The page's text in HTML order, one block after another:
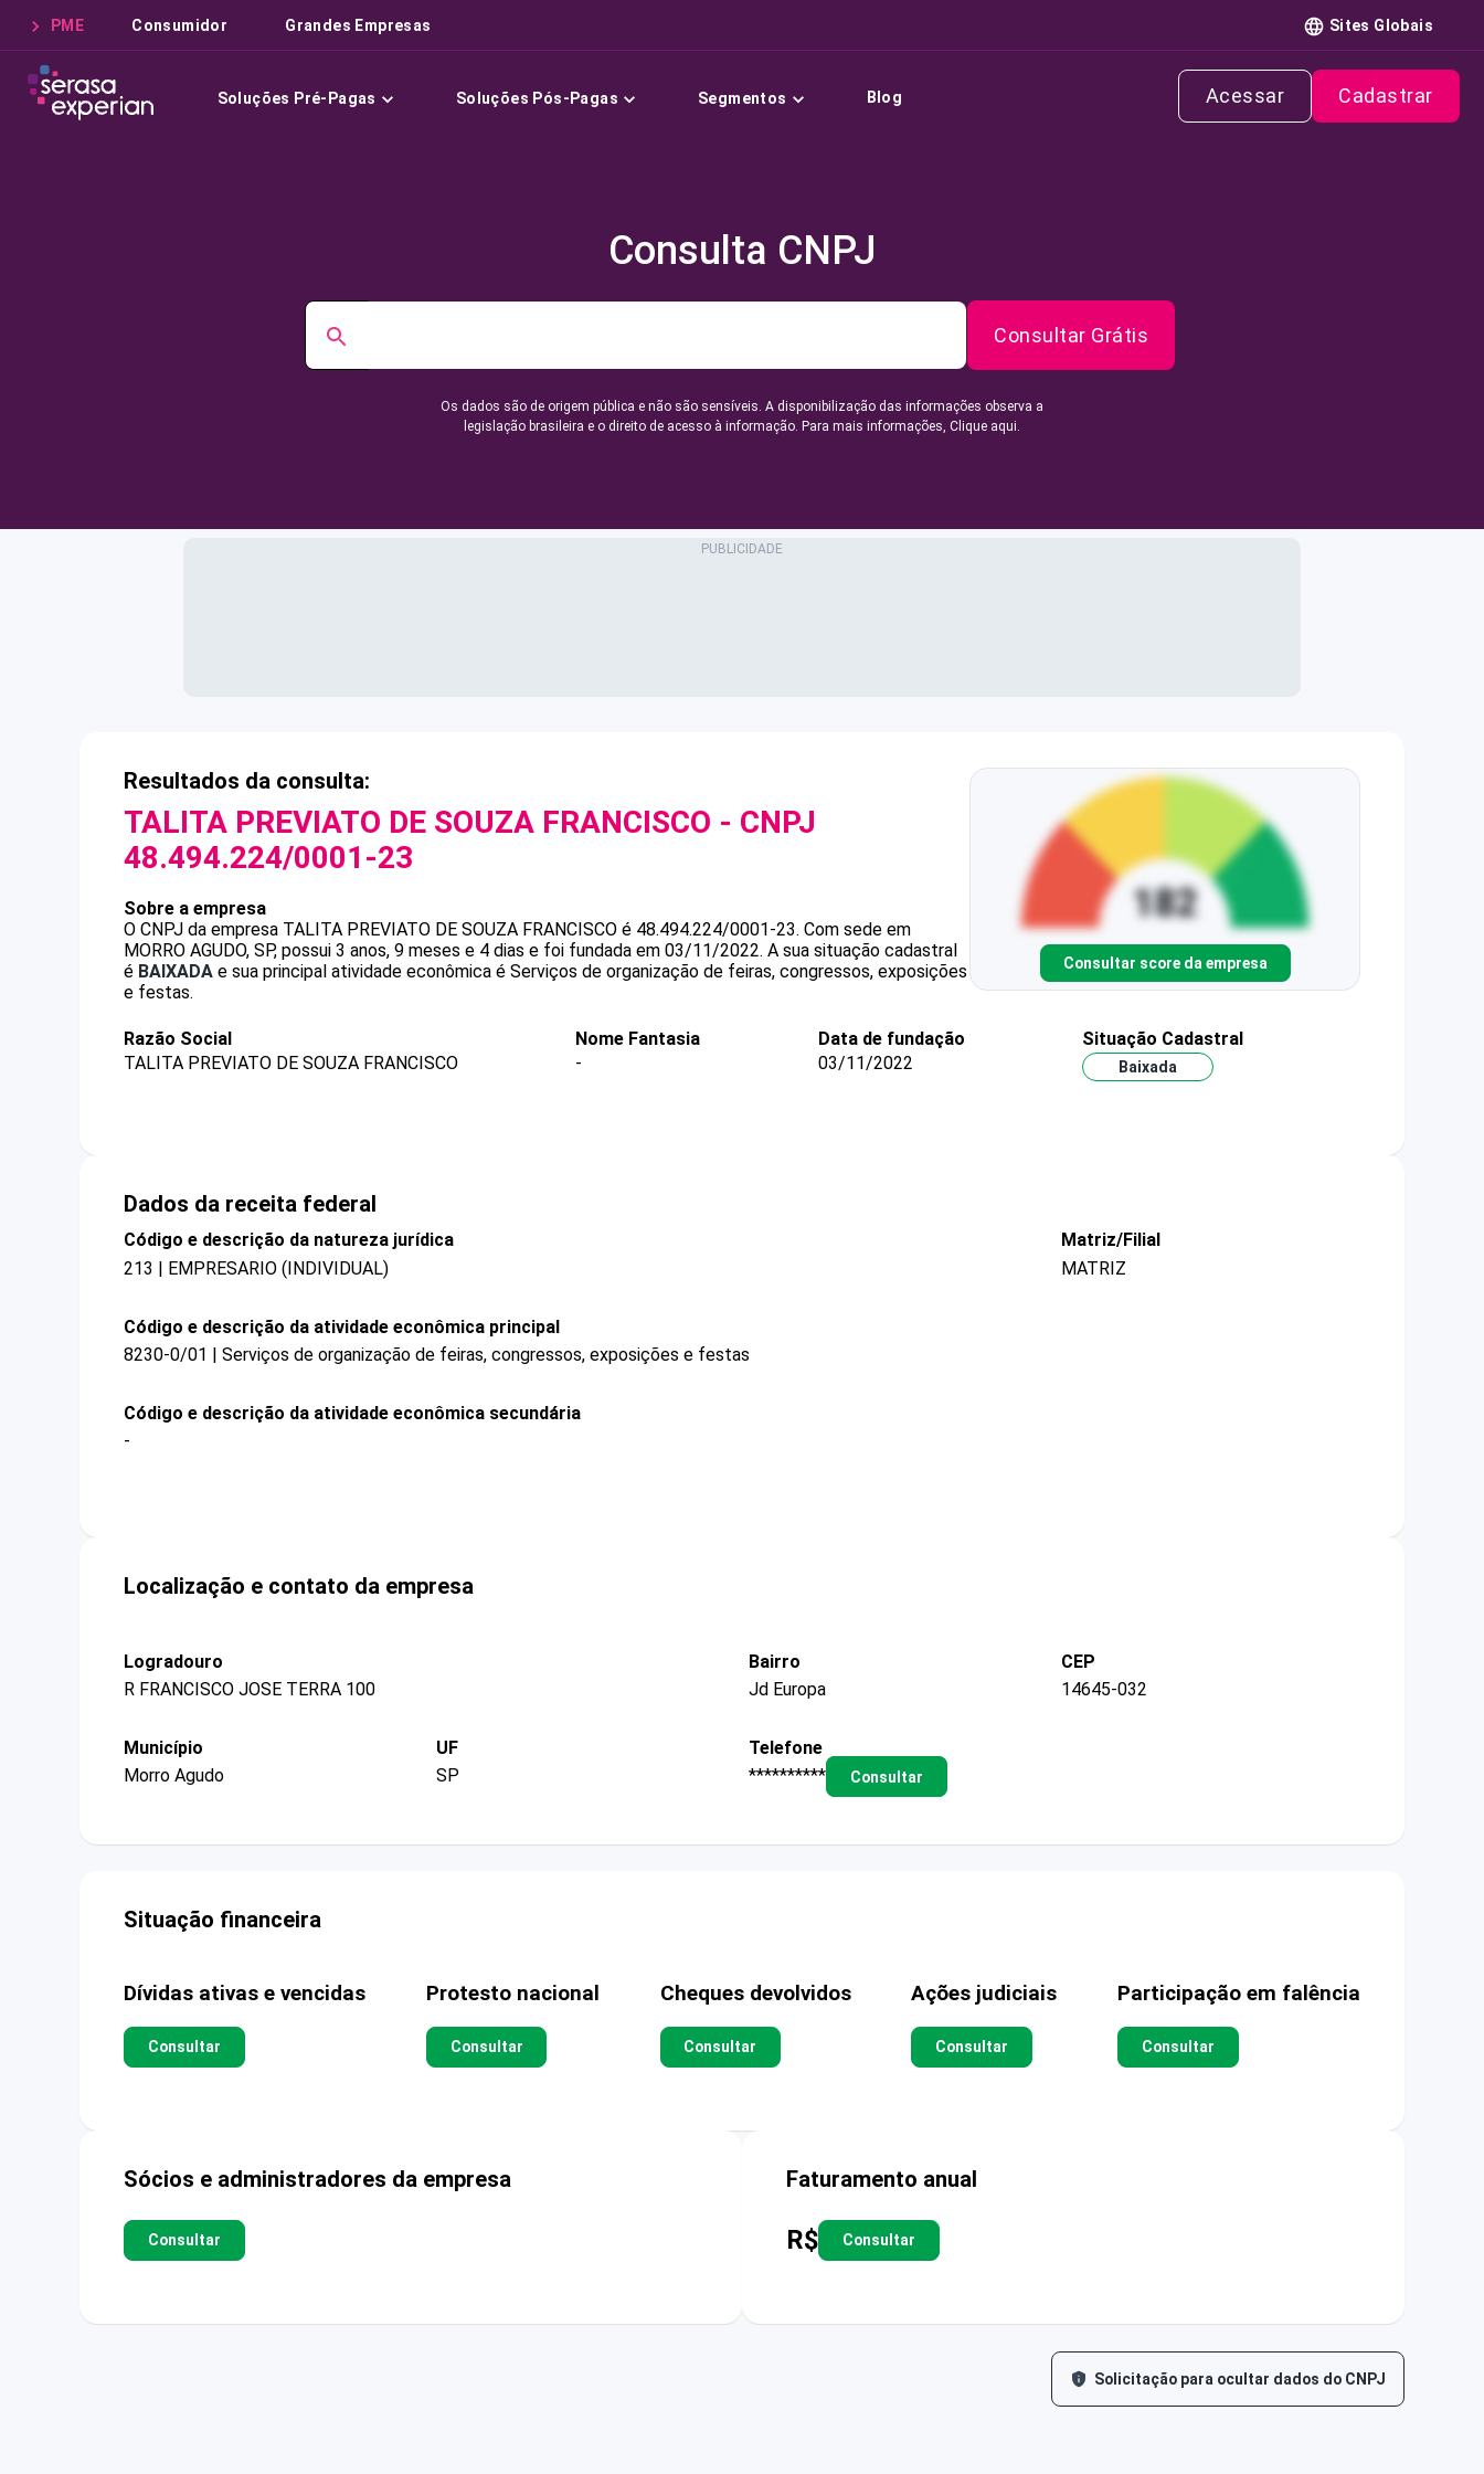
PME Consumidor Grandes Empresas Sites Globais
Soluções Pré-Pagas Soluções Pós-Pagas Segmentos Blog Acessar Cadastrar
Consulta CNPJ
Consultar Grátis
Os dados são de origem pública e não são sensíveis. A disponibilização das informações observa a
legislação brasileira e o direito de acesso à informação. Para mais informações, Clique aqui.
Resultados da consulta:
TALITA PREVIATO DE SOUZA FRANCISCO - CNPJ
48.494.224/0001-23
Sobre a empresa
O CNPJ da empresa TALITA PREVIATO DE SOUZA FRANCISCO é 48.494.224/0001-23. Com sede em
MORRO AGUDO, SP, possui 3 anos, 9 meses e 4 dias e foi fundada em 03/11/2022. A sua situação cadastral
é BAIXADA e sua principal atividade econômica é Serviços de organização de feiras, congressos, exposições
e festas.
Consultar score da empresa
Razão Social
TALITA PREVIATO DE SOUZA FRANCISCO
Nome Fantasia
-
Data de fundação
03/11/2022
Situação Cadastral
Baixada
Dados da receita federal
Código e descrição da natureza jurídica
213 | EMPRESARIO (INDIVIDUAL)
Matriz/Filial
MATRIZ
Código e descrição da atividade econômica principal
8230-0/01 | Serviços de organização de feiras, congressos, exposições e festas
Código e descrição da atividade econômica secundária
-
Localização e contato da empresa
Logradouro
R FRANCISCO JOSE TERRA 100
Bairro
Jd Europa
CEP
14645-032
Município
Morro Agudo
UF
SP
Telefone
**********
Consultar
Situação financeira
Dívidas ativas e vencidas
Consultar
Protesto nacional
Consultar
Cheques devolvidos
Consultar
Ações judiciais
Consultar
Participação em falência
Consultar
Sócios e administradores da empresa
Consultar
Faturamento anual
R$ Consultar
Solicitação para ocultar dados do CNPJ